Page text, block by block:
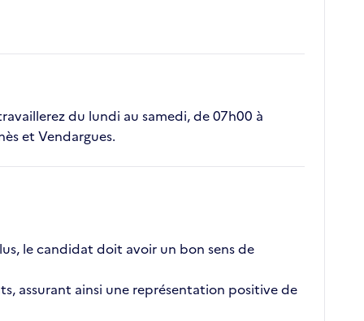
du lundi au samedi, de 07h00 à
et Vendargues.
le candidat doit avoir un bon sens de
assurant ainsi une représentation positive de